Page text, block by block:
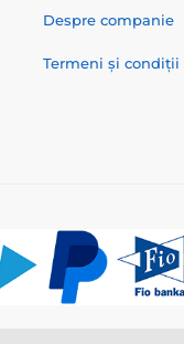
Despre companie
Termeni și condiții